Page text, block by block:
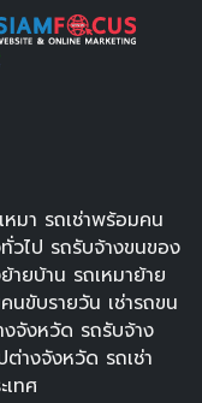
มา รถเช่าพร้อมคน
วไป รถรับจ้างขนของ
ายบ้าน รถเหมาย้าย
นขับรายวัน เช่ารถขน
จังหวัด รถรับจ้าง
างจังหวัด รถเช่า
ทศ